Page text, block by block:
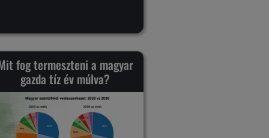
fog termeszteni a magyar
gazda tíz év múlva?